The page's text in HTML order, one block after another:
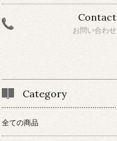
Contact
お問い合わせ
Category
全ての商品